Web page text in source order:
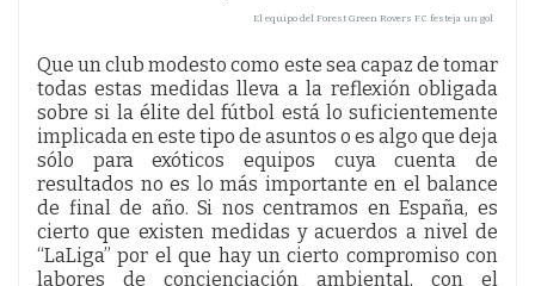
El equipo del Forest Green Rovers F.C festeja un gol
Que un club modesto como este sea capaz de tomar
todas estas medidas lleva a la reflexión obligada
sobre si la élite del fútbol está lo suficientemente
implicada en este tipo de asuntos o es algo que deja
sólo para exóticos equipos cuya cuenta de
resultados no es lo más importante en el balance
de final de año. Si nos centramos en España, es
cierto que existen medidas y acuerdos a nivel de
“LaLiga” por el que hay un cierto compromiso con
labores de concienciación ambiental, con el